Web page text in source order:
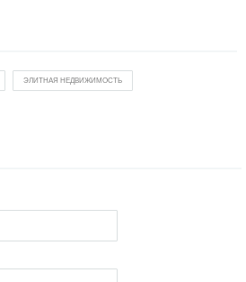
ЭЛИТНАЯ НЕДВИЖИМОСТЬ